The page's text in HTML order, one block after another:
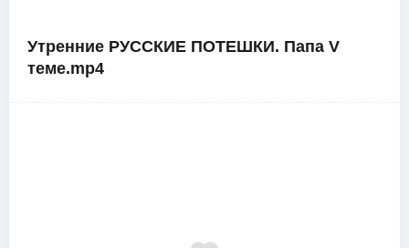
Утренние РУССКИЕ ПОТЕШКИ. Папа V
теме.mp4